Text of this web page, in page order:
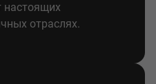
настоящих
отраслях.